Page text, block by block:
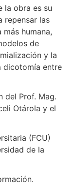
la obra es su
repensar las
humana,
de
y la
dicotomía entre
del Prof. Mag.
Otárola y el
(FCU)
de la